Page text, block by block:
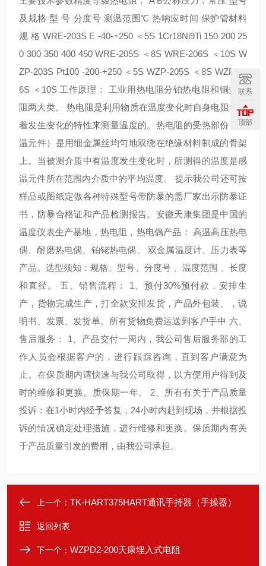
及规格 型 号 分度号 测温范围℃ 热响应时间 保护管材料
规 格 WRE-203S E -40-+250 ＜5S 1Cr18Ni9Ti 150 200 25
0 300 350 400 450 WRE-205S ＜8S WRE-206S ＜10S W
ZP-203S Pt100 -200-+250 ＜5S WZP-205S ＜8S WZP-20
6S ＜10S 工作原理： 工业用热电阻分铂热电阻和铜热电
阻两大类。 热电阻是利用物质在温度变化时自身电阻也随
着发生变化的特性来测量温度的。热电阻的受热部份（感
温元件）是用细金属丝均匀地双绕在绝缘材料制成的骨架
上。当被测介质中有温度发生变化时，所测得的温度是感
温元件所在范围内介质中的平均温度。 提示我公司还可按
样品或图纸定做各种特殊型号带防暴的需厂家出示防暴证
书，防暴合格证和产品检测报告。安徽天康集团是中国的
温度仪表生产基地，热电阻，热电偶产品： 高温高压热电
偶、耐磨热电偶、铂铑热电偶、 双金属温度计、压力表等
产品。选型须知：规格、型号、分度号 、温度范围 、长度
和直径。 五、销售流程： 1、预付30%预付款，安排生
产，货物完成生产，打全款安排发货，产品外包装、，说
明书、发票、发货单。所有货物免费运送到客户手中 六、
售后服务： 1、产品交付一周内，我公司售后服务部的工
作人员会根据客户的，进行跟踪咨询，直到客户满意为
止。在保质期内请快速与我公司取得，以方便用户得到及
时的维修和更换。质保期一年。 2、所有有关于产品质量
投诉：在1小时内经予答复，24小时内赶到现场，并根据投
诉的情况确定处理措施，进行维修和更换。保质期内有关
于产品质量引发的费用，由我公司承担。
上一个： TK-HART375HART通讯手持器（手操器）
返回列表
下一个： WZPD2-200天康埋入式电阻
联系
顶部